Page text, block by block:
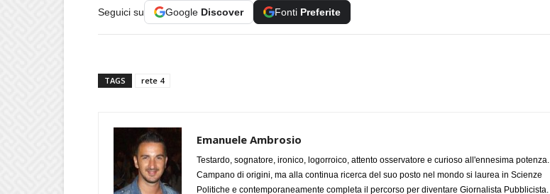
Seguici su Google Discover Fonti Preferite
TAGS rete 4
Emanuele Ambrosio
Testardo, sognatore, ironico, logorroico, attento osservatore e curioso all'ennesima potenza.
Campano di origini, ma alla continua ricerca del suo posto nel mondo si laurea in Scienze
Politiche e contemporaneamente completa il percorso per diventare Giornalista Pubblicista.